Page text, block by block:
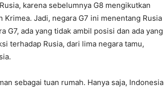
karena sebelumnya G8 mengikutkan
Jadi, negara G7 ini menentang Rusia
G7, ada yang tidak ambil posisi dan ada yang
terhadap Rusia, dari lima negara tamu,
sebagai tuan rumah. Hanya saja, Indonesia